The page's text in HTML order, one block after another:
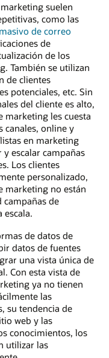
suelen
como las
de correo
de
de los
También se utilizan
de clientes
potenciales, etc. Sin
del cliente es alto,
marketing les cuesta
canales, online y
en marketing
escalar campañas
Los clientes
personalizado,
marketing no están
campañas de
de datos de
datos de fuentes
una vista única de
Con esta vista de
ya no tienen
las
su tendencia de
web y las
conocimientos, los
utilizar las